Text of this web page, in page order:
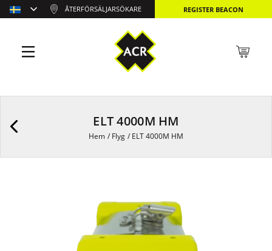
ELT 4000M HM
Hem /Flyg /ELT 4000M HM
ÅTERFÖRSÄLJARSÖKARE REGISTER BEACON